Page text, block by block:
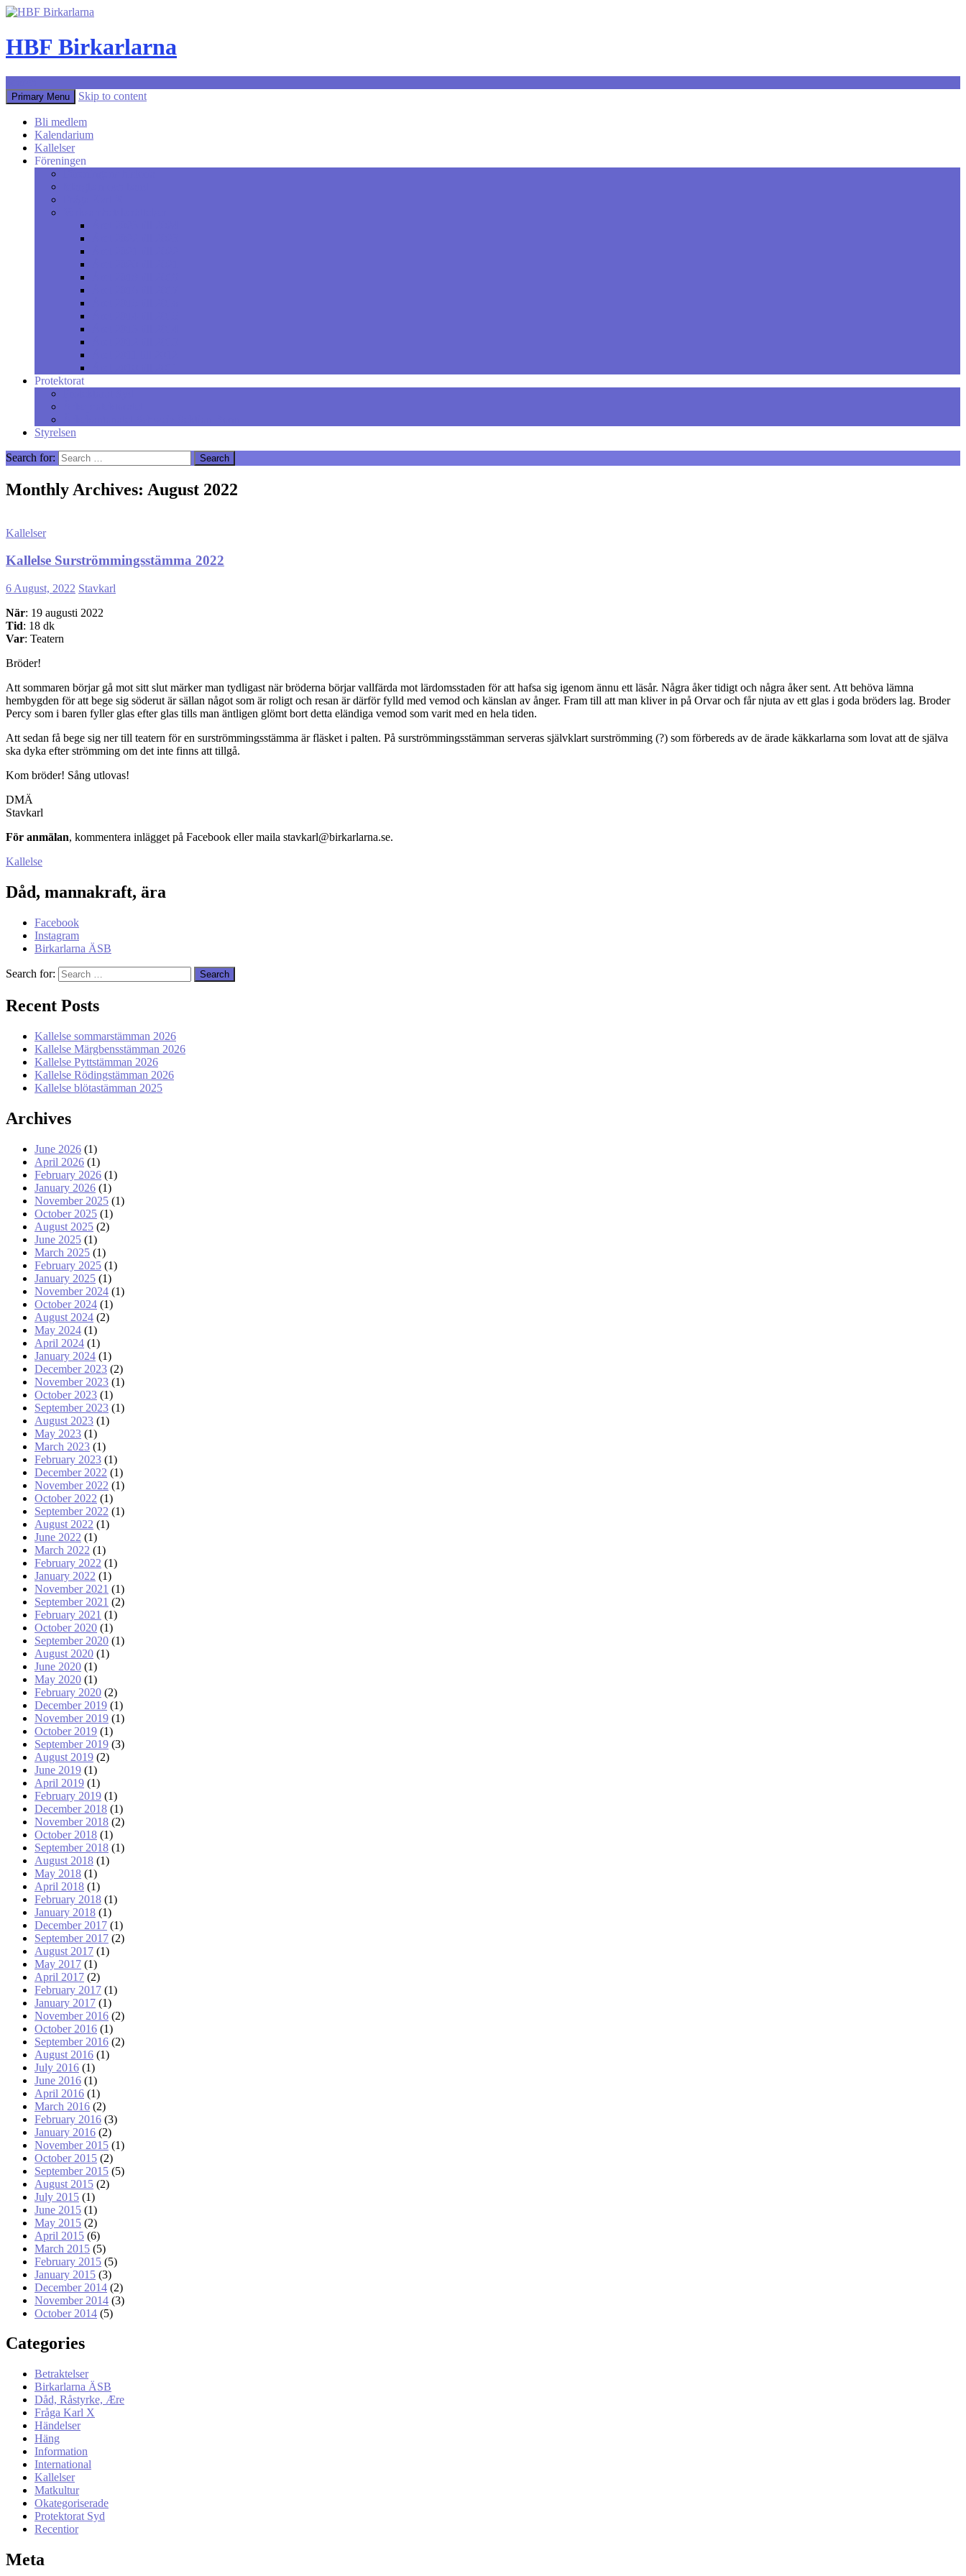
HBF Birkarlarna
Primary Menu Skip to content
Bli medlem
Kalendarium
Kallelser
Föreningen
Protektorat
Styrelsen
Search for:
Monthly Archives: August 2022
Kallelser
Kallelse Surströmmingsstämma 2022
6 August, 2022 Stavkarl
När: 19 augusti 2022
Tid: 18 dk
Var: Teatern
Bröder!
Att sommaren börjar gå mot sitt slut märker man tydligast när bröderna börjar vallfärda mot lärdomsstaden för att hafsa sig igenom ännu ett läsår. Några åker tidigt och några åker sent. Att behöva lämna
hembygden för att bege sig söderut är sällan något som är roligt och resan är därför fylld med vemod och känslan av ånger. Fram till att man kliver in på Orvar och får njuta av ett glas i goda bröders lag. Broder
Percy som i baren fyller glas efter glas tills man äntligen glömt bort detta eländiga vemod som varit med en hela tiden.
Att sedan få bege sig ner till teatern för en surströmmingsstämma är fläsket i palten. På surströmmingsstämman serveras självklart surströmming (?) som förbereds av de ärade käkkarlarna som lovat att de själva
ska dyka efter strömming om det inte finns att tillgå.
Kom bröder! Sång utlovas!
DMÄ
Stavkarl
För anmälan, kommentera inlägget på Facebook eller maila stavkarl@birkarlarna.se.
Kallelse
Dåd, mannakraft, ära
Facebook
Instagram
Birkarlarna ÄSB
Search for:
Recent Posts
Kallelse sommarstämman 2026
Kallelse Märgbensstämman 2026
Kallelse Pyttstämman 2026
Kallelse Rödingstämman 2026
Kallelse blötastämman 2025
Archives
June 2026 (1)
April 2026 (1)
February 2026 (1)
January 2026 (1)
November 2025 (1)
October 2025 (1)
August 2025 (2)
June 2025 (1)
March 2025 (1)
February 2025 (1)
January 2025 (1)
November 2024 (1)
October 2024 (1)
August 2024 (2)
May 2024 (1)
April 2024 (1)
January 2024 (1)
December 2023 (2)
November 2023 (1)
October 2023 (1)
September 2023 (1)
August 2023 (1)
May 2023 (1)
March 2023 (1)
February 2023 (1)
December 2022 (1)
November 2022 (1)
October 2022 (1)
September 2022 (1)
August 2022 (1)
June 2022 (1)
March 2022 (1)
February 2022 (1)
January 2022 (1)
November 2021 (1)
September 2021 (2)
February 2021 (1)
October 2020 (1)
September 2020 (1)
August 2020 (1)
June 2020 (1)
May 2020 (1)
February 2020 (2)
December 2019 (1)
November 2019 (1)
October 2019 (1)
September 2019 (3)
August 2019 (2)
June 2019 (1)
April 2019 (1)
February 2019 (1)
December 2018 (1)
November 2018 (2)
October 2018 (1)
September 2018 (1)
August 2018 (1)
May 2018 (1)
April 2018 (1)
February 2018 (1)
January 2018 (1)
December 2017 (1)
September 2017 (2)
August 2017 (1)
May 2017 (1)
April 2017 (2)
February 2017 (1)
January 2017 (1)
November 2016 (2)
October 2016 (1)
September 2016 (2)
August 2016 (1)
July 2016 (1)
June 2016 (1)
April 2016 (1)
March 2016 (2)
February 2016 (3)
January 2016 (2)
November 2015 (1)
October 2015 (2)
September 2015 (5)
August 2015 (2)
July 2015 (1)
June 2015 (1)
May 2015 (2)
April 2015 (6)
March 2015 (5)
February 2015 (5)
January 2015 (3)
December 2014 (2)
November 2014 (3)
October 2014 (5)
Categories
Betraktelser
Birkarlarna ÄSB
Dåd, Råstyrke, Ære
Fråga Karl X
Händelser
Häng
Information
International
Kallelser
Matkultur
Okategoriserade
Protektorat Syd
Recentior
Meta